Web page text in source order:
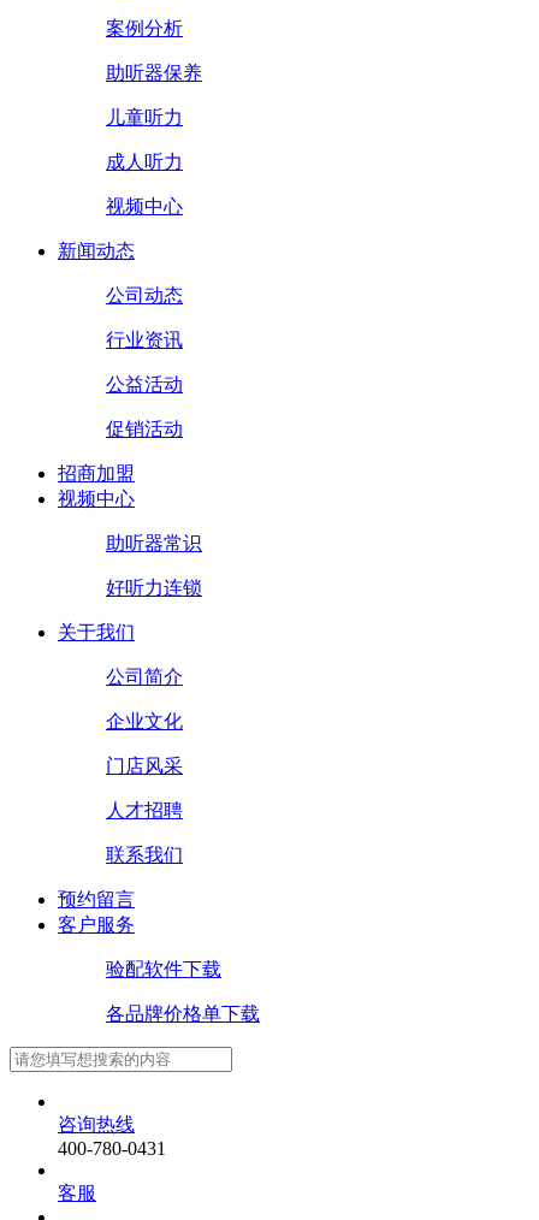
案例分析
助听器保养
儿童听力
成人听力
视频中心
新闻动态
公司动态
行业资讯
公益活动
促销活动
招商加盟
视频中心
助听器常识
好听力连锁
关于我们
公司简介
企业文化
门店风采
人才招聘
联系我们
预约留言
客户服务
验配软件下载
各品牌价格单下载
咨询热线
400-780-0431
客服